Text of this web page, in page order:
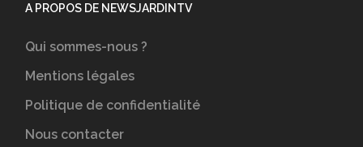
A PROPOS DE NEWSJARDINTV
Qui sommes-nous ?
Mentions légales
Politique de confidentialité
Nous contacter